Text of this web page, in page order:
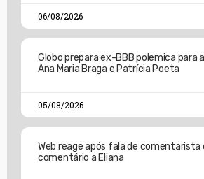
06/08/2026
Globo prepara ex-BBB polemica para
Ana Maria Braga e Patrícia Poeta
05/08/2026
Web reage após fala de comentarista
comentário a Eliana